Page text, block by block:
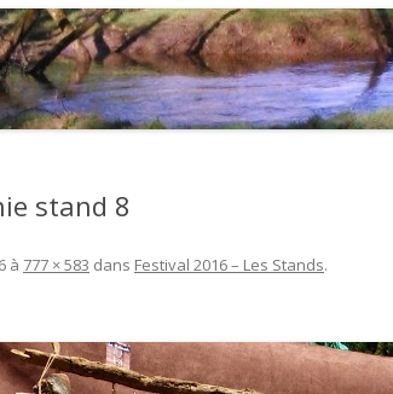
– QUI
LE FESTIVAL DEPUIS 2015…OU
ALLONS-NOUS ?
COMMENT FONCTIONNONS
stand 8
à 777 × 583 dans Festival 2016 – Les Stands.